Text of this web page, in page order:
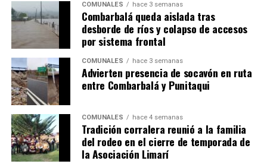
COMUNALES hace 3 semanas
Combarbalá queda aislada tras
desborde de ríos y colapso de accesos
por sistema frontal
COMUNALES hace 3 semanas
Advierten presencia de socavón en ruta
entre Combarbalá y Punitaqui
COMUNALES hace 4 semanas
Tradición corralera reunió a la familia
del rodeo en el cierre de temporada de
la Asociación Limarí